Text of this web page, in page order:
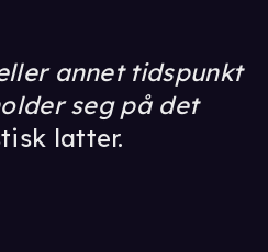
annet tidspunkt
seg på det
latter.